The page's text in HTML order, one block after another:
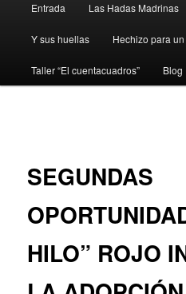
Skip
to
primary
Entrada Las Hadas Madrinas
Y sus huellas Hechizo para
Taller “El cuentacuadros” Blog
SEGUNDAS
HILO” ROJO